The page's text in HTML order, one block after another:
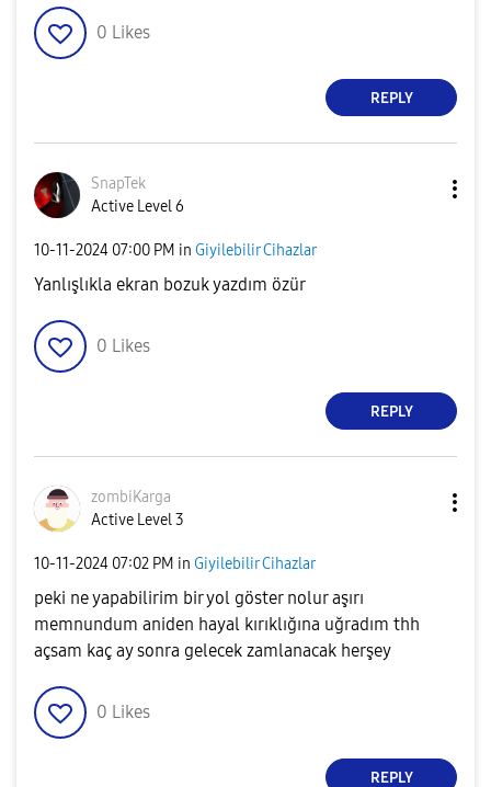
0 Likes
REPLY
SnapTek
Active Level 6
‎10-11-2024 07:00 PM in Giyilebilir Cihazlar
Yanlışlıkla ekran bozuk yazdım özür
0 Likes
REPLY
zombiKarga
Active Level 3
‎10-11-2024 07:02 PM in Giyilebilir Cihazlar
peki ne yapabilirim bir yol göster nolur aşırı
memnundum aniden hayal kırıklığına uğradım thh
açsam kaç ay sonra gelecek zamlanacak herşey
0 Likes
REPLY